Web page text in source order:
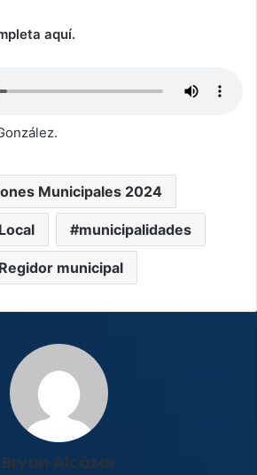
aquí.
Municipales 2024
municipalidades
Regidor municipal
Bryan Alcázar